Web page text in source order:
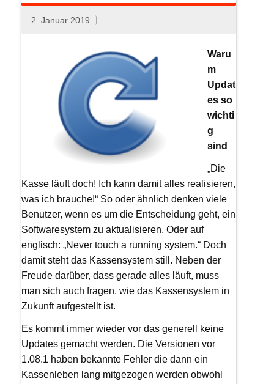
2. Januar 2019
Waru
m
Updat
es so
wichti
g
sind
„Die
Kasse läuft doch! Ich kann damit alles realisieren,
was ich brauche!“ So oder ähnlich denken viele
Benutzer, wenn es um die Entscheidung geht, ein
Softwaresystem zu aktualisieren. Oder auf
englisch: „Never touch a running system.“ Doch
damit steht das Kassensystem still. Neben der
Freude darüber, dass gerade alles läuft, muss
man sich auch fragen, wie das Kassensystem in
Zukunft aufgestellt ist.
Es kommt immer wieder vor das generell keine
Updates gemacht werden. Die Versionen vor
1.08.1 haben bekannte Fehler die dann ein
Kassenleben lang mitgezogen werden obwohl